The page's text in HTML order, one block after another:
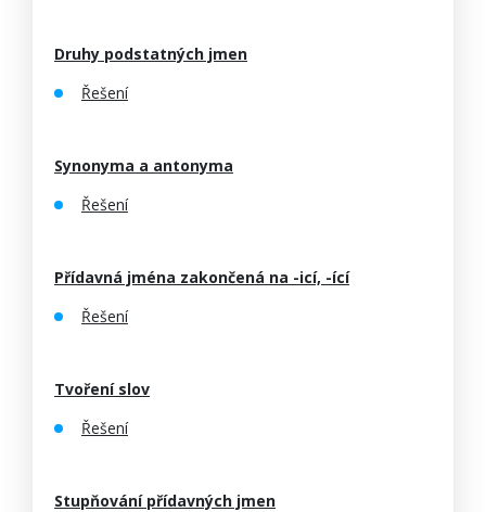
Druhy podstatných jmen
Řešení
Synonyma a antonyma
Řešení
Přídavná jména zakončená na -icí, -ící
Řešení
Tvoření slov
Řešení
Stupňování přídavných jmen